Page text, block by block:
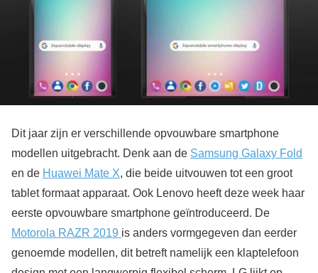
Dit jaar zijn er verschillende opvouwbare smartphone
modellen uitgebracht. Denk aan de Samsung Galaxy Fold
en de Huawei Mate X, die beide uitvouwen tot een groot
tablet formaat apparaat. Ook Lenovo heeft deze week haar
eerste opvouwbare smartphone geïntroduceerd. De
Motorola RAZR 2019 is anders vormgegeven dan eerder
genoemde modellen, dit betreft namelijk een klaptelefoon